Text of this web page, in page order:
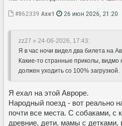
#862339 Axe1 26 июн 2026, 21:20
zz27 » 24-06-2026, 17:43:
Я в час ночи видел два билета на
Какие-то странные приколы, видмо
должен уходить со 100% загрузкой.
Я ехал на этой Авроре.
Народный поезд - вот реально
почти все места. С собаками, с
древние, дети, мамы с